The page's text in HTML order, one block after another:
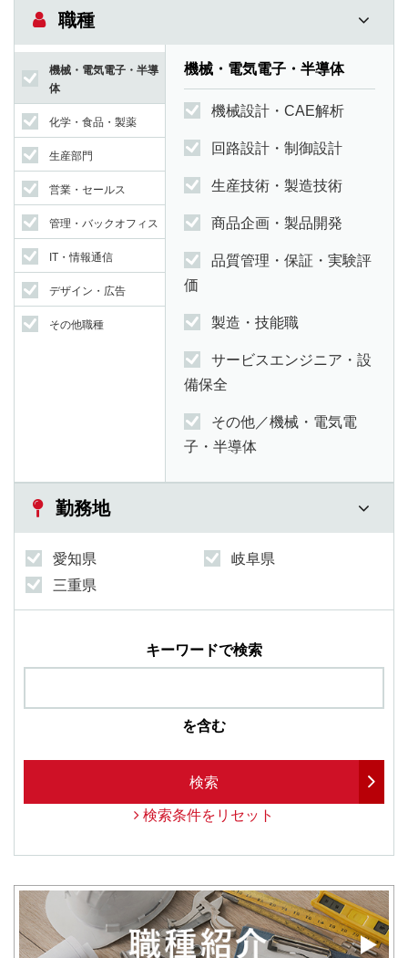
職種
機械・電気電子・半導
体
化学・食品・製薬
生産部門
営業・セールス
管理・バックオフィス
IT・情報通信
デザイン・広告
その他職種
機械・電気電子・半導体
機械設計・CAE解析
回路設計・制御設計
生産技術・製造技術
商品企画・製品開発
品質管理・保証・実験評
価
製造・技能職
サービスエンジニア・設
備保全
その他／機械・電気電
子・半導体
勤務地
愛知県
岐阜県
三重県
キーワードで検索
を含む
検索
検索条件をリセット